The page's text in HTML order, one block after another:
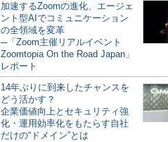
加速するZoomの進化、エージェ
ント型AIでコミュニケーション
の全領域を変革
─「Zoom主催リアルイベント
Zoomtopia On the Road Japan」
レポート
14年ぶりに到来したチャンスを
どう活かす？
企業価値向上とセキュリティ強
化・運用効率化をもたらす自社
だけの“ドメイン”とは